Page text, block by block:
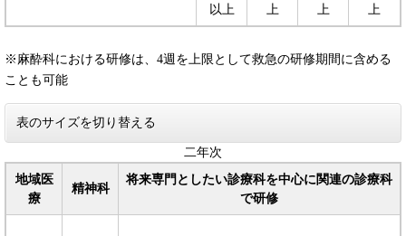
以上
上
上
上
※麻酔科における研修は、4週を上限として救急の研修期間に含める
ことも可能
表のサイズを切り替える
二年次
地域医
療
精神科
将来専門としたい診療科を中心に関連の診療科
で研修